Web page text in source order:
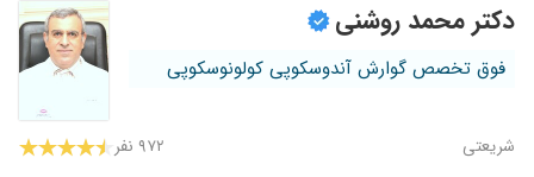
دکتر محمد روشنی
فوق تخصص گوارش آندوسکوپی کولونوسکوپی
شریعتی ۹۷۲ نفر